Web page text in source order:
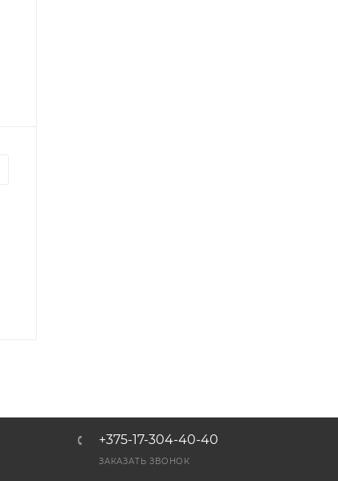
+375-17-304-40-40
ЗАКАЗАТЬ ЗВОНОК